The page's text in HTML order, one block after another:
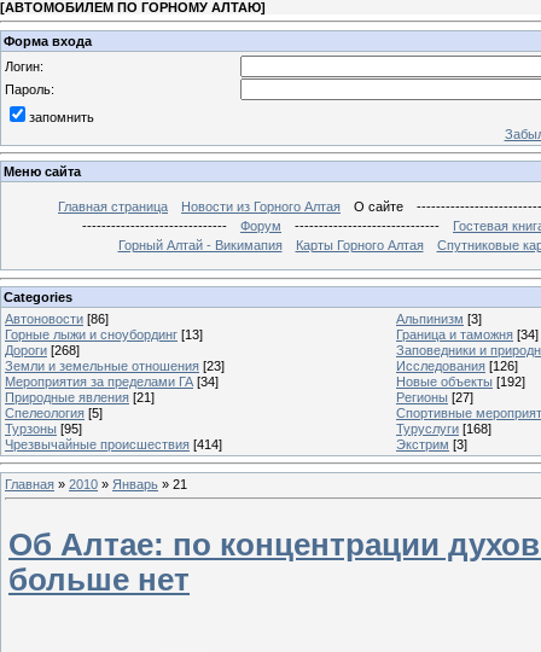
[АВТОМОБИЛЕМ ПО ГОРНОМУ АЛТАЮ]
Форма входа
Логин:
Пароль:
запомнить
Меню сайта
Главная страница Новости из Горного Алтая О сайте
------------------------------
Форум ------------------------------
Гостевая
Горный Алтай - Викимапия
Карты Горного Алтая Спутниковые
Categories
Автоновости [86] Альпинизм [3]
Горные лыжи и сноубординг [13] Граница и таможня [34]
Дороги [268]
Заповедники и
Земли и земельные отношения [23] Исследования [126]
Мероприятия за пределами ГА [34] Новые объекты [192]
Природные явления [21] Регионы [27]
Спелеология [5]
Спортивные
Турзоны [95] Туруслуги [168]
Чрезвычайные происшествия [414] Экстрим [3]
Главная » 2010 » Январь » 21
Об Алтае: по концентрации
больше нет